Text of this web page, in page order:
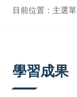
目前位置：主選單
學習成果